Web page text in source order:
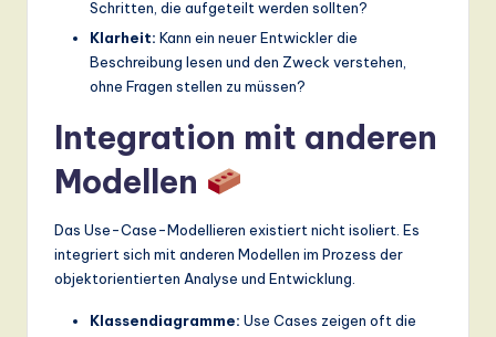
Schritten, die aufgeteilt werden sollten?
Klarheit: Kann ein neuer Entwickler die
Beschreibung lesen und den Zweck verstehen,
ohne Fragen stellen zu müssen?
Integration mit anderen
Modellen
Das Use-Case-Modellieren existiert nicht isoliert. Es
integriert sich mit anderen Modellen im Prozess der
objektorientierten Analyse und Entwicklung.
Klassendiagramme: Use Cases zeigen oft die